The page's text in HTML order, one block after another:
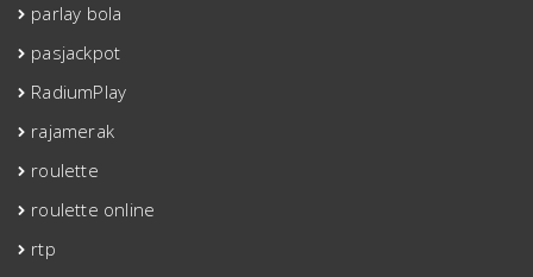
parlay bola
pasjackpot
RadiumPlay
rajamerak
roulette
roulette online
rtp